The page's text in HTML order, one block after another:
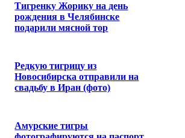
Тигренку Жорику на день
рождения в Челябинске
подарили мясной тор
Редкую тигрицу из
Новосибирска отправили на
свадьбу в Иран (фото)
Амурские тигры